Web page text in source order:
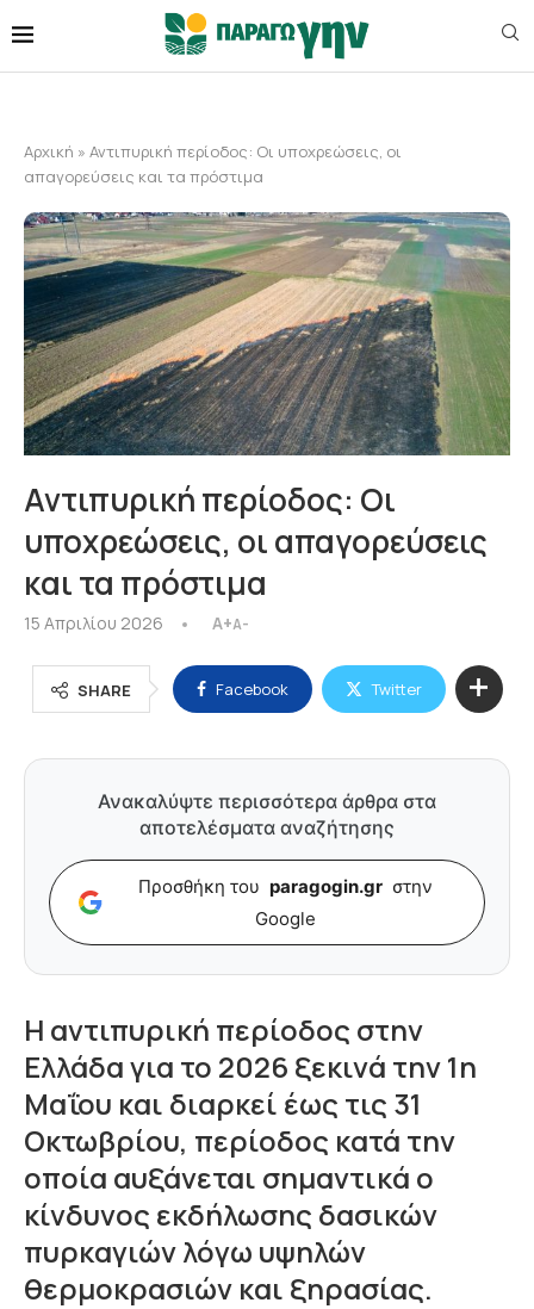
Αρχική » Αντιπυρική περίοδος: Οι υποχρεώσεις, οι
απαγορεύσεις και τα πρόστιμα
Αντιπυρική περίοδος: Οι
υποχρεώσεις, οι απαγορεύσεις
και τα πρόστιμα
15 Απριλίου 2026 A+A-
SHARE Facebook Twitter
Ανακαλύψτε περισσότερα άρθρα στα
αποτελέσματα αναζήτησης
Προσθήκη του paragogin.gr στην
Google
Η αντιπυρική περίοδος στην
Ελλάδα για το 2026 ξεκινά την 1η
Μαΐου και διαρκεί έως τις 31
Οκτωβρίου, περίοδος κατά την
οποία αυξάνεται σημαντικά ο
κίνδυνος εκδήλωσης δασικών
πυρκαγιών λόγω υψηλών
θερμοκρασιών και ξηρασίας.